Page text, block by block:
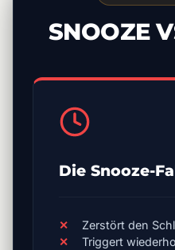
SNOOZE
Die Snooze-
Zerstört den
Triggert